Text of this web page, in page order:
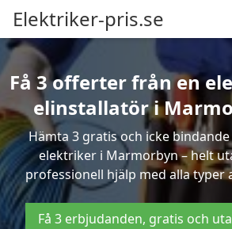
Elektriker-pris.se
Få 3 offerter från en
elinstallatör i
Hämta 3 gratis och icke
elektriker i Marmorbyn – helt
professionell hjälp med alla typer
Få 3 erbjudanden, gratis och